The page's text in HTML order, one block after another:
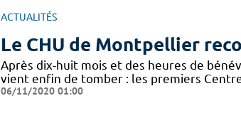
ACTUALITÉS
Le CHU de Montpellier
Après dix-huit mois et des heures de
vient enfin de tomber : les premiers
06/11/2020 01:00